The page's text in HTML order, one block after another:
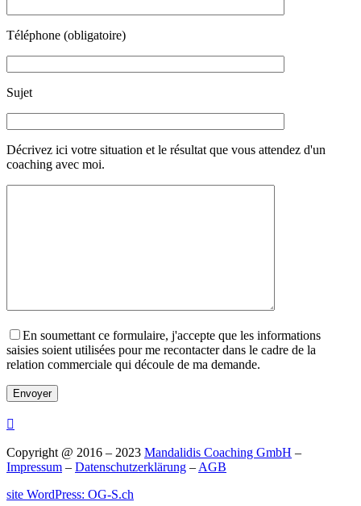
Téléphone (obligatoire)
Sujet
Décrivez ici votre situation et le résultat que vous attendez d'un
coaching avec moi.
En soumettant ce formulaire, j'accepte que les informations
saisies soient utilisées pour me recontacter dans le cadre de la
relation commerciale qui découle de ma demande.

Copyright @ 2016 – 2023 Mandalidis Coaching GmbH –
Impressum – Datenschutzerklärung – AGB
site WordPress: OG-S.ch